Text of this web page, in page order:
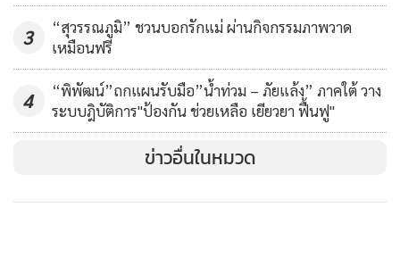
โครงการ “1 ตำบล 1 ดิจิทัล (ชุมชนโดรนใจ)” โดยมี นาย
ประเสริฐ จันทรรวงทอง รัฐมนตรีว่าการกระทรวงดิจิทัลเพื่อ
เศรษฐกิจและสังคม เป็นประธานกล่าวเปิดและปาฐกถา ซึ่ง
โครงการดังกล่าวอยู่ภายใต้แผนงานการยกระดับหนึ่งตำบลหนึ่ง
ผลิตภัณฑ์ สู่ หนึ่งตำบลหนึ่งดิจิทัล (One Tambon One Digital)
เพื่อมุ่งเน้นการส่งเสริมวิสาหกิจชุมชนประยุกต์ใช้เทคโนโลยี
นวัตกรรมดิจิทัล เพื่อสร้างรายได้และก้าวทันกับการเปลี่ยนแปลง
3
“สุวรรณภูมิ” ชวนบอกรักแม่ ผ่านกิจกรรมภาพวาด
เหมือนฟรี
4
“พิพัฒน์”ถกแผนรับมือ”น้ำท่วม – ภัยแล้ง” ภาคใต้ วาง
ระบบฎิบัติการ"ป้องกัน ช่วยเหลือ เยียวยา ฟื้นฟู"
ข่าวอื่นในหมวด